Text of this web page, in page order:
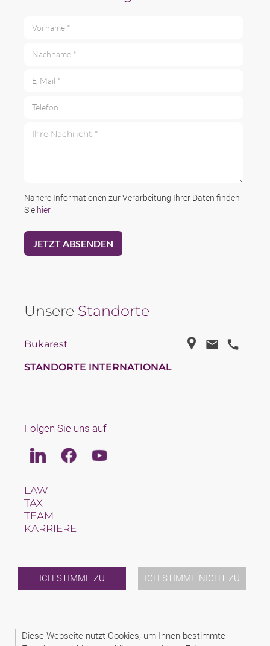
Diese Webseite nutzt Cookies, um Ihnen bestimmte
ICH STIMME ZU ICH STIMME NICHT ZU
Nähere Informationen zur Verarbeitung Ihrer Daten finden
Sie hier.
Unsere Standorte
Bukarest
STANDORTE INTERNATIONAL
Folgen Sie uns auf
LinkedinFacebookYoutube
LAW
TAX
TEAM
KARRIERE
NEWS & JUSFUL
VERANSTALTUNGEN
KONTAKT
KONRAD HERINGHAUS